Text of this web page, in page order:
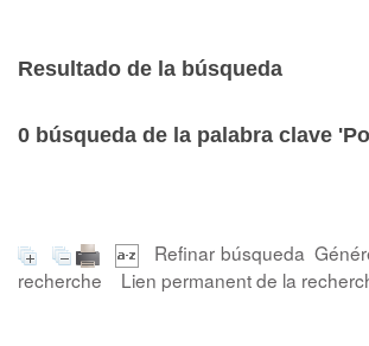
Resultado de la búsqueda
0 búsqueda de la palabra clave
Refinar búsqueda
recherche
Lien permanent de la